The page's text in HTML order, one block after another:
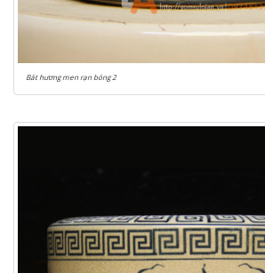
Bát hương men rạn bóng 2